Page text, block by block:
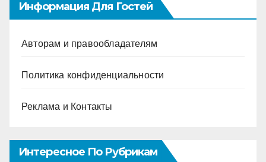
Информация Для Гостей
Авторам и правообладателям
Политика конфиденциальности
Реклама и Контакты
Интересное По Рубрикам